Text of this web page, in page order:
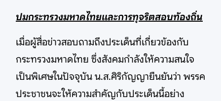
ปมกระทรวงมหาดไทยและการทุจริตสอบท้องถิ่น
เมื่อผู้สื่อข่าวสอบถามถึงประเด็นที่เกี่ยวข้องกับ
กระทรวงมหาดไทย ซึ่งสังคมกำลังให้ความสนใจ
เป็นพิเศษในปัจจุบัน น.ส.ศิริกัญญายืนยันว่า พรรค
ประชาชนจะให้ความสำคัญกับประเด็นนี้อย่าง